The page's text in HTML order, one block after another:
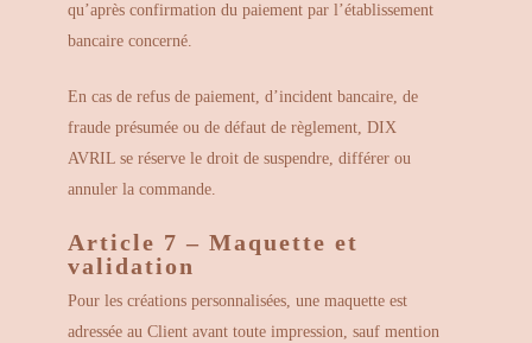
qu’après confirmation du paiement par l’établissement
bancaire concerné.
En cas de refus de paiement, d’incident bancaire, de
fraude présumée ou de défaut de règlement, DIX
AVRIL se réserve le droit de suspendre, différer ou
annuler la commande.
Article 7 – Maquette et
validation
Pour les créations personnalisées, une maquette est
adressée au Client avant toute impression, sauf mention